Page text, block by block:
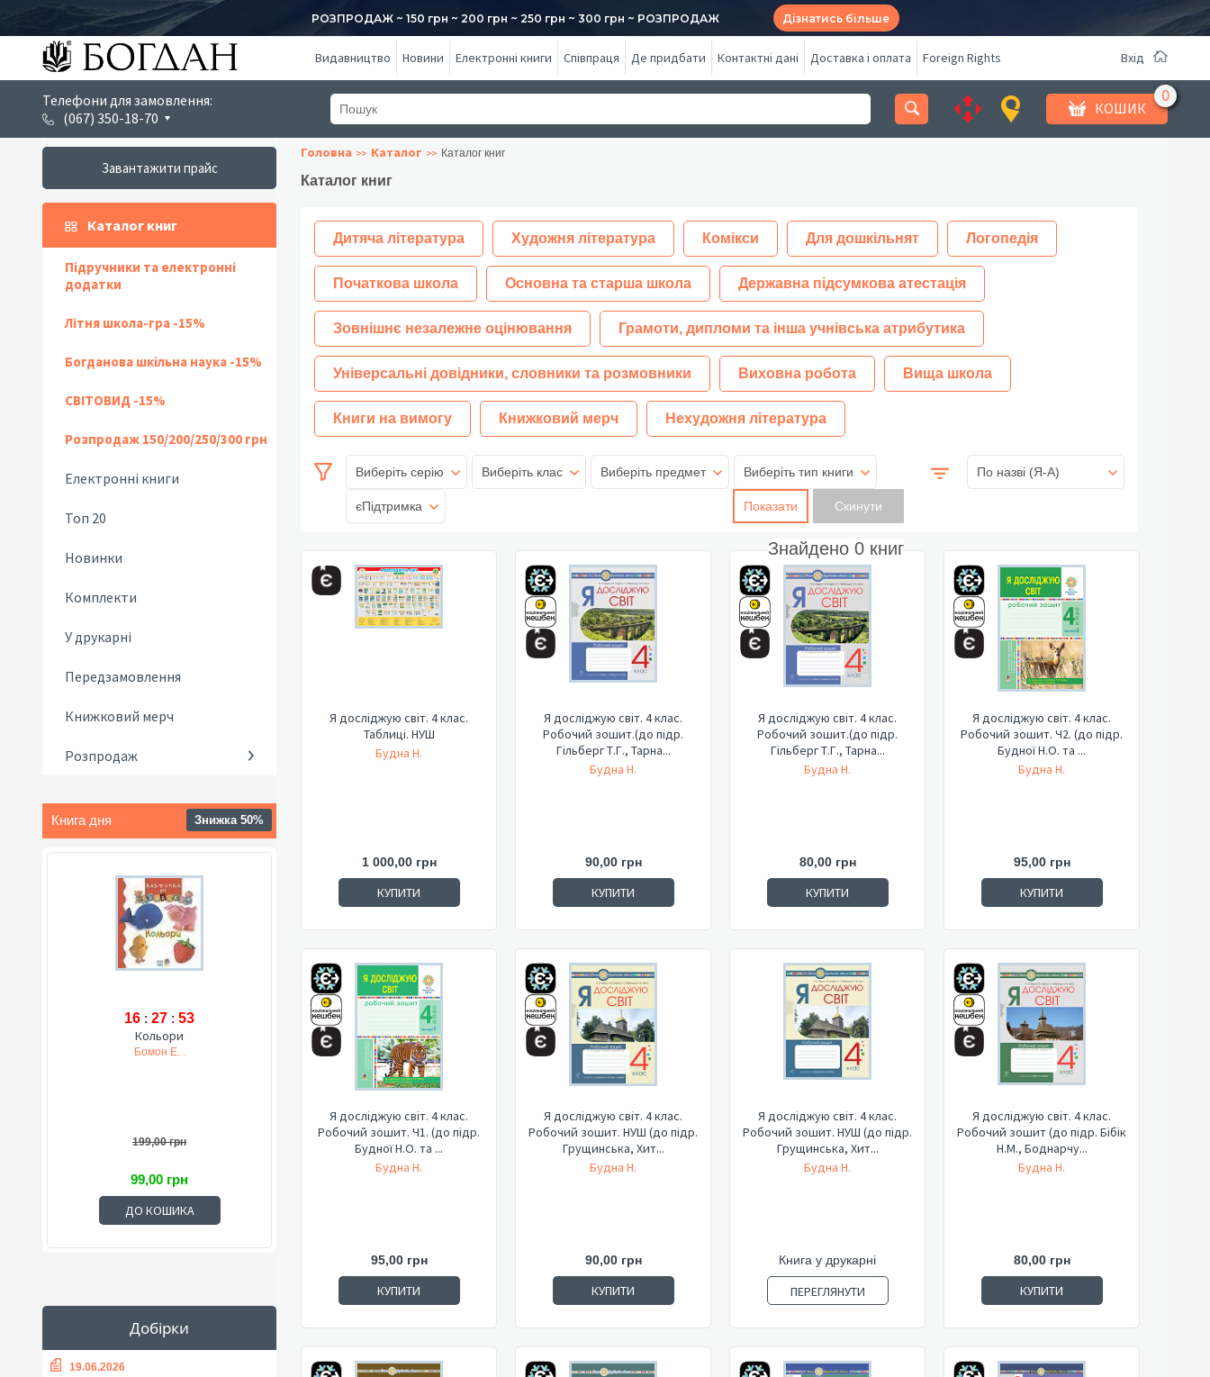
РОЗПРОДАЖ ~ 150 грн ~ 200 грн ~ 250 грн ~ 300 грн ~ РОЗПРОДАЖ Дізнатись більше
Видавництво Новини Електронні книги Співпраця Де придбати Контактні дані Доставка і оплата Foreign Rights Вхід
Телефони для замовлення:
(067) 350-18-70
КОШИК
Завантажити прайс
Каталог книг
Підручники та електронні
додатки
Літня школа-гра -15%
Богданова шкільна наука -15%
СВІТОВИД -15%
Розпродаж 150/200/250/300 грн
Електронні книги
Топ 20
Новинки
Комплекти
У друкарні
Передзамовлення
Книжковий мерч
Розпродаж
Книга дня Знижка 50%
16 : 27 : 51
Кольори
Бомон Е. .
199,00 грн
99,00 грн
ДО КОШИКА
Добірки
19.06.2026
Головна Каталог Каталог книг
Каталог книг
Дитяча література Художня література Комікси Для дошкільнят Логопедія
Початкова школа Основна та старша школа Державна підсумкова атестація
Зовнішнє незалежне оцінювання Грамоти, дипломи та інша учнівська атрибутика
Універсальні довідники, словники та розмовники Виховна робота Вища школа
Книги на вимогу Книжковий мерч Нехудожня література
Виберіть серію Виберіть клас Виберіть предмет Виберіть тип книги
єПідтримка Показати
Знайдено 0 книг
По назві (Я-А)
Я досліджую світ. 4 клас.
Таблиці. НУШ
Будна Н.
1 000,00 грн
КУПИТИ
Я досліджую світ. 4 клас.
Робочий зошит.(до підр.
Гільберг Т.Г., Тарна...
Будна Н.
90,00 грн
КУПИТИ
Я досліджую світ. 4 клас.
Робочий зошит.(до підр.
Гільберг Т.Г., Тарна...
Будна Н.
80,00 грн
КУПИТИ
Я досліджую світ. 4 клас.
Робочий зошит. Ч2. (до підр.
Будної Н.О. та ...
Будна Н.
95,00 грн
КУПИТИ
Я досліджую світ. 4 клас.
Робочий зошит. Ч1. (до підр.
Будної Н.О. та ...
Будна Н.
95,00 грн
КУПИТИ
Я досліджую світ. 4 клас.
Робочий зошит. НУШ (до підр.
Грущинська, Хит...
Будна Н.
90,00 грн
КУПИТИ
Я досліджую світ. 4 клас.
Робочий зошит. НУШ (до підр.
Грущинська, Хит...
Будна Н.
Книга у друкарні
ПЕРЕГЛЯНУТИ
Я досліджую світ. 4 клас.
Робочий зошит (до підр. Бібік
Н.М., Боднарчу...
Будна Н.
80,00 грн
КУПИТИ